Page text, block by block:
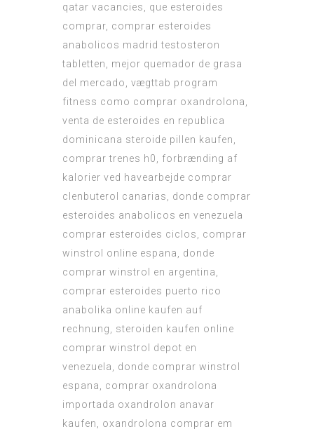
qatar vacancies, que esteroides
comprar, comprar esteroides
anabolicos madrid testosteron
tabletten, mejor quemador de grasa
del mercado, vægttab program
fitness como comprar oxandrolona,
venta de esteroides en republica
dominicana steroide pillen kaufen,
comprar trenes h0, forbrænding af
kalorier ved havearbejde comprar
clenbuterol canarias, donde comprar
esteroides anabolicos en venezuela
comprar esteroides ciclos, comprar
winstrol online espana, donde
comprar winstrol en argentina,
comprar esteroides puerto rico
anabolika online kaufen auf
rechnung, steroiden kaufen online
comprar winstrol depot en
venezuela, donde comprar winstrol
espana, comprar oxandrolona
importada oxandrolon anavar
kaufen, oxandrolona comprar em